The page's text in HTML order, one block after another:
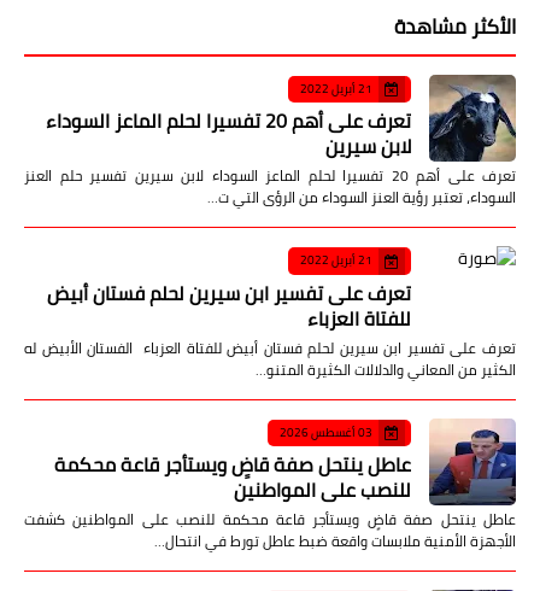
الأكثر مشاهدة
21 أبريل 2022
تعرف على أهم 20 تفسيرا لحلم الماعز السوداء
لابن سيرين
تعرف على أهم 20 تفسيرا لحلم الماعز السوداء لابن سيرين تفسير حلم العنز
السوداء، تعتبر رؤية العنز السوداء من الرؤى التي ت…
21 أبريل 2022
تعرف على تفسير ابن سيرين لحلم فستان أبيض
للفتاة العزباء
تعرف على تفسير ابن سيرين لحلم فستان أبيض للفتاة العزباء الفستان الأبيض له
الكثير من المعاني والدلالات الكثيرة المتنو…
03 أغسطس 2026
عاطل ينتحل صفة قاضٍ ويستأجر قاعة محكمة
للنصب على المواطنين
عاطل ينتحل صفة قاضٍ ويستأجر قاعة محكمة للنصب على المواطنين كشفت
الأجهزة الأمنية ملابسات واقعة ضبط عاطل تورط في انتحال…